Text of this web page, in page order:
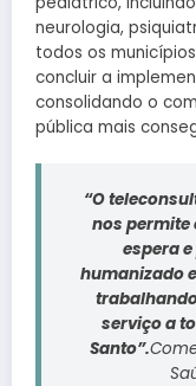
neurologia,
todos os
concluir a
consolidando o
pública mais
“O
nos permite
espera
humanizado
serviço a
Santo”.